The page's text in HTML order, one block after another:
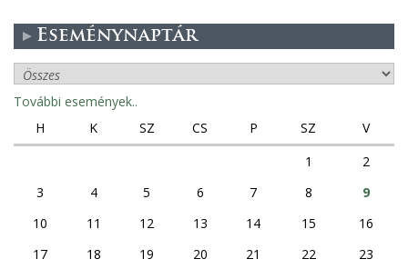
Eseménynaptár
További események..
H
K SZ CS P SZ
V
1
2
3
4 5 6 7 8
9
10
11 12 13 14 15
16
17
18 19 20 21 22
23